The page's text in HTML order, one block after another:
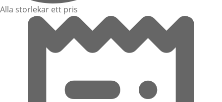
Alla storlekar ett pris